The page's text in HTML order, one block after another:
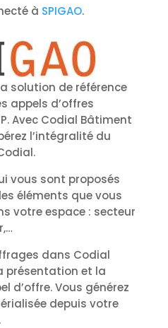
à SPIGAO.
solution de référence
appels d’offres
Avec Codial Bâtiment
l’intégralité du
vous sont proposés
éléments que vous
votre espace : secteur
dans Codial
présentation et la
d’offre. Vous générez
depuis votre